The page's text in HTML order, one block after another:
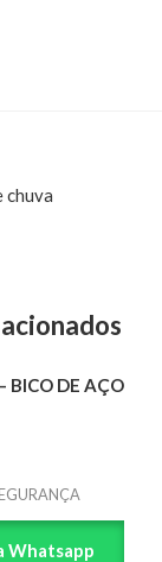
chuva
BICO DE AÇO
Whatsapp